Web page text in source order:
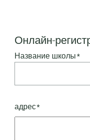
Онлайн-
Название школы*
адрес*